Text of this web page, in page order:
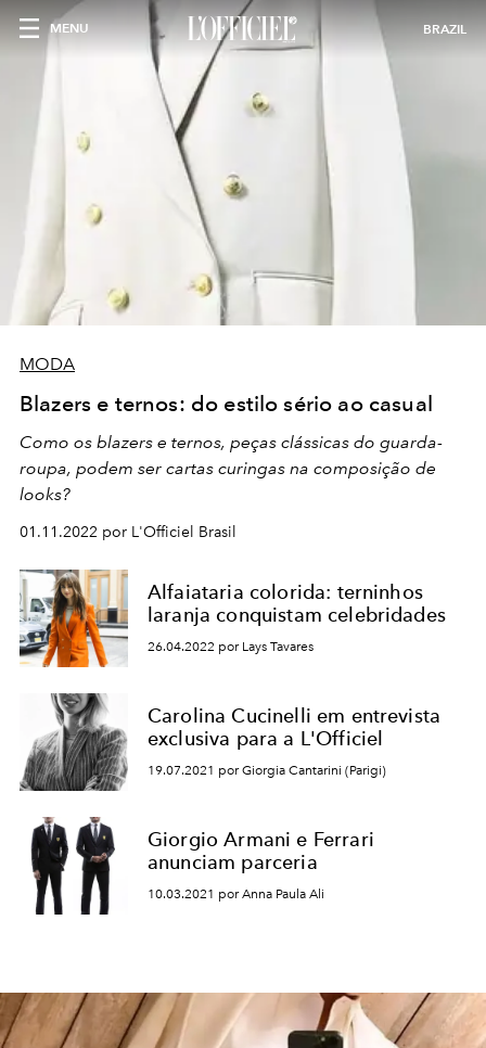
MENU BRAZIL
MODA
Blazers e ternos: do estilo sério ao casual
Como os blazers e ternos, peças clássicas do guarda-
roupa, podem ser cartas curingas na composição de
looks?
01.11.2022 por L'Officiel Brasil
Alfaiataria colorida: terninhos
laranja conquistam celebridades
26.04.2022 por Lays Tavares
Carolina Cucinelli em entrevista
exclusiva para a L'Officiel
19.07.2021 por Giorgia Cantarini (Parigi)
Giorgio Armani e Ferrari
anunciam parceria
10.03.2021 por Anna Paula Ali